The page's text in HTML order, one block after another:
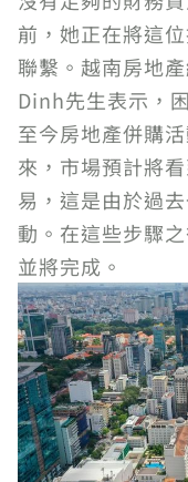
前，她正在將這
聯繫。越南房地
Dinh先生表示，
至今房地產併購
來，市場預計將
易，這是由於過
動。在這些步驟
並將完成。